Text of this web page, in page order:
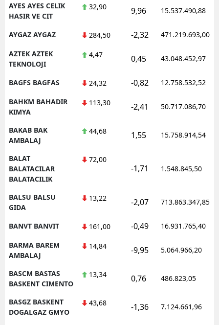
AYES AYES CELIK
HASIR VE CIT
32,90 9,96 15.537.490,88
AYGAZ AYGAZ 284,50 -2,32 471.219.693,00
AZTEK AZTEK
TEKNOLOJI
4,47 0,45 43.048.452,97
BAGFS BAGFAS 24,32 -0,82 12.758.532,52
BAHKM BAHADIR
KIMYA
113,30 -2,41 50.717.086,70
BAKAB BAK
AMBALAJ
44,68 1,55 15.758.914,54
BALAT
BALATACILAR
BALATACILIK
72,00
-1,71 1.548.845,50
BALSU BALSU
GIDA
13,22 -2,07 713.863.347,85
BANVT BANVIT 161,00 -0,49 16.931.765,40
BARMA BAREM
AMBALAJ
14,84 -9,95 5.064.966,20
BASCM BASTAS
BASKENT CIMENTO
13,34 0,76 486.823,05
BASGZ BASKENT
DOGALGAZ GMYO
43,68 -1,36 7.124.661,96